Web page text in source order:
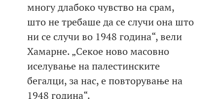
многу длабоко чувство на срам,
што не требаше да се случи она што
ни се случи во 1948 година“, вели
Хамарне. „Секое ново масовно
иселување на палестинските
бегалци, за нас, е повторување на
1948 година“.